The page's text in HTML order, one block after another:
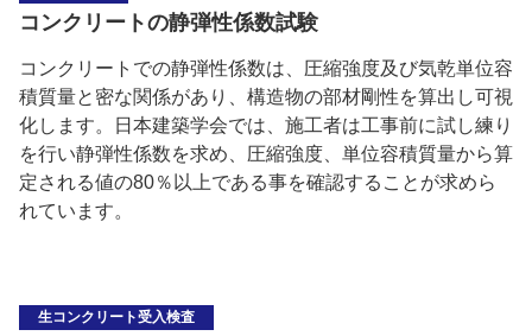
コンクリートの静弾性係数試験
コンクリートでの静弾性係数は、圧縮強度及び気乾単位容
積質量と密な関係があり、構造物の部材剛性を算出し可視
化します。日本建築学会では、施工者は工事前に試し練り
を行い静弾性係数を求め、圧縮強度、単位容積質量から算
定される値の80％以上である事を確認することが求めら
れています。
生コンクリート受入検査